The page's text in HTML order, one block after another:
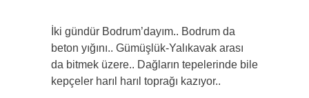
İki gündür Bodrum’dayım.. Bodrum da
beton yığını.. Gümüşlük-Yalıkavak arası
da bitmek üzere.. Dağların tepelerinde bile
kepçeler harıl harıl toprağı kazıyor..